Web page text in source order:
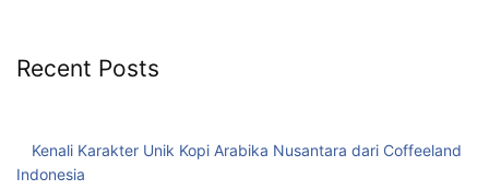
Recent Posts
Kenali Karakter Unik Kopi Arabika Nusantara dari Coffeeland
Indonesia